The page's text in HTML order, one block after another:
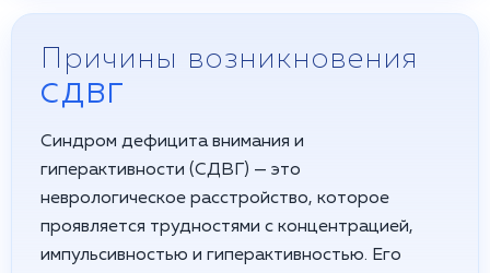
Причины возникновения
СДВГ
Синдром дефицита внимания и
гиперактивности (СДВГ) — это
неврологическое расстройство, которое
проявляется трудностями с концентрацией,
импульсивностью и гиперактивностью. Его